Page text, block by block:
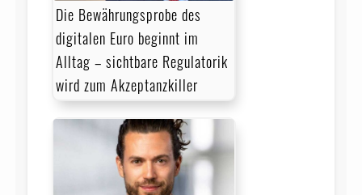
Die Bewährungsprobe des
digitalen Euro beginnt im
Alltag – sichtbare Regulatorik
wird zum Akzeptanzkiller